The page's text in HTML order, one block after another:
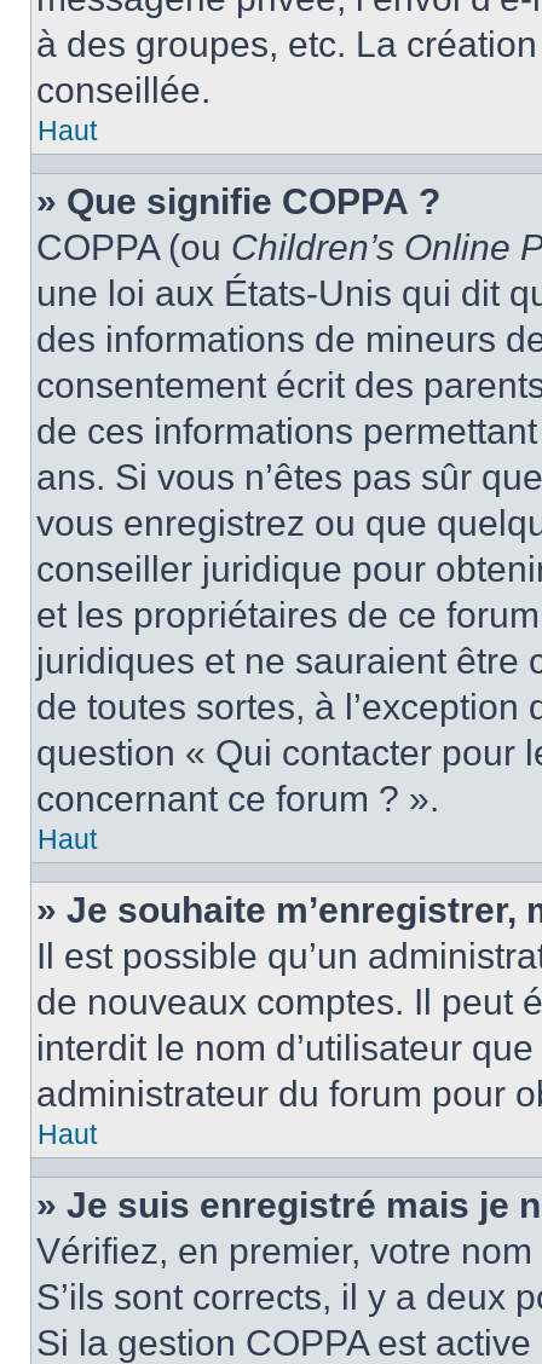
à des groupes, etc. La
conseillée.
Haut
» Que signifie COPPA ?
COPPA (ou Children’s Online
une loi aux États-Unis qui dit
des informations de mineurs
consentement écrit des
de ces informations
ans. Si vous n’êtes pas sûr
vous enregistrez ou que
conseiller juridique pour
et les propriétaires de ce
juridiques et ne sauraient être
de toutes sortes, à
question « Qui contacter pour
concernant ce forum ? ».
Haut
» Je souhaite m’enregistrer,
Il est possible qu’un
de nouveaux comptes. Il peut
interdit le nom d’utilisateur
administrateur du forum pour
Haut
» Je suis enregistré mais je
Vérifiez, en premier, votre
S’ils sont corrects, il y a deux
Si la gestion COPPA est